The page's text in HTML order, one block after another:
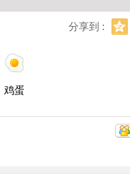
分享到 :
鸡蛋